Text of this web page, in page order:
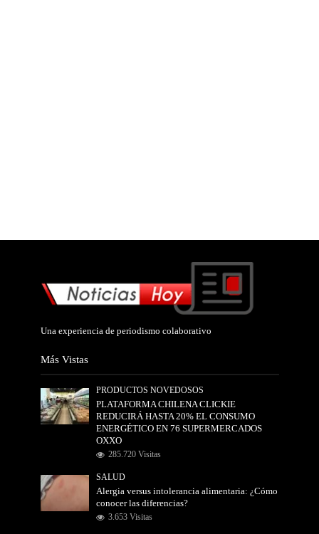
Una experiencia de periodismo colaborativo
Más Vistas
PRODUCTOS NOVEDOSOS
PLATAFORMA CHILENA CLICKIE
REDUCIRÁ HASTA 20% EL CONSUMO
ENERGÉTICO EN 76 SUPERMERCADOS
OXXO
285.720 Visitas
SALUD
Alergia versus intolerancia alimentaria: ¿Cómo
conocer las diferencias?
3.653 Visitas